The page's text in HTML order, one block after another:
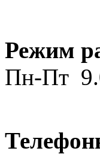
Режим
Пн-Пт